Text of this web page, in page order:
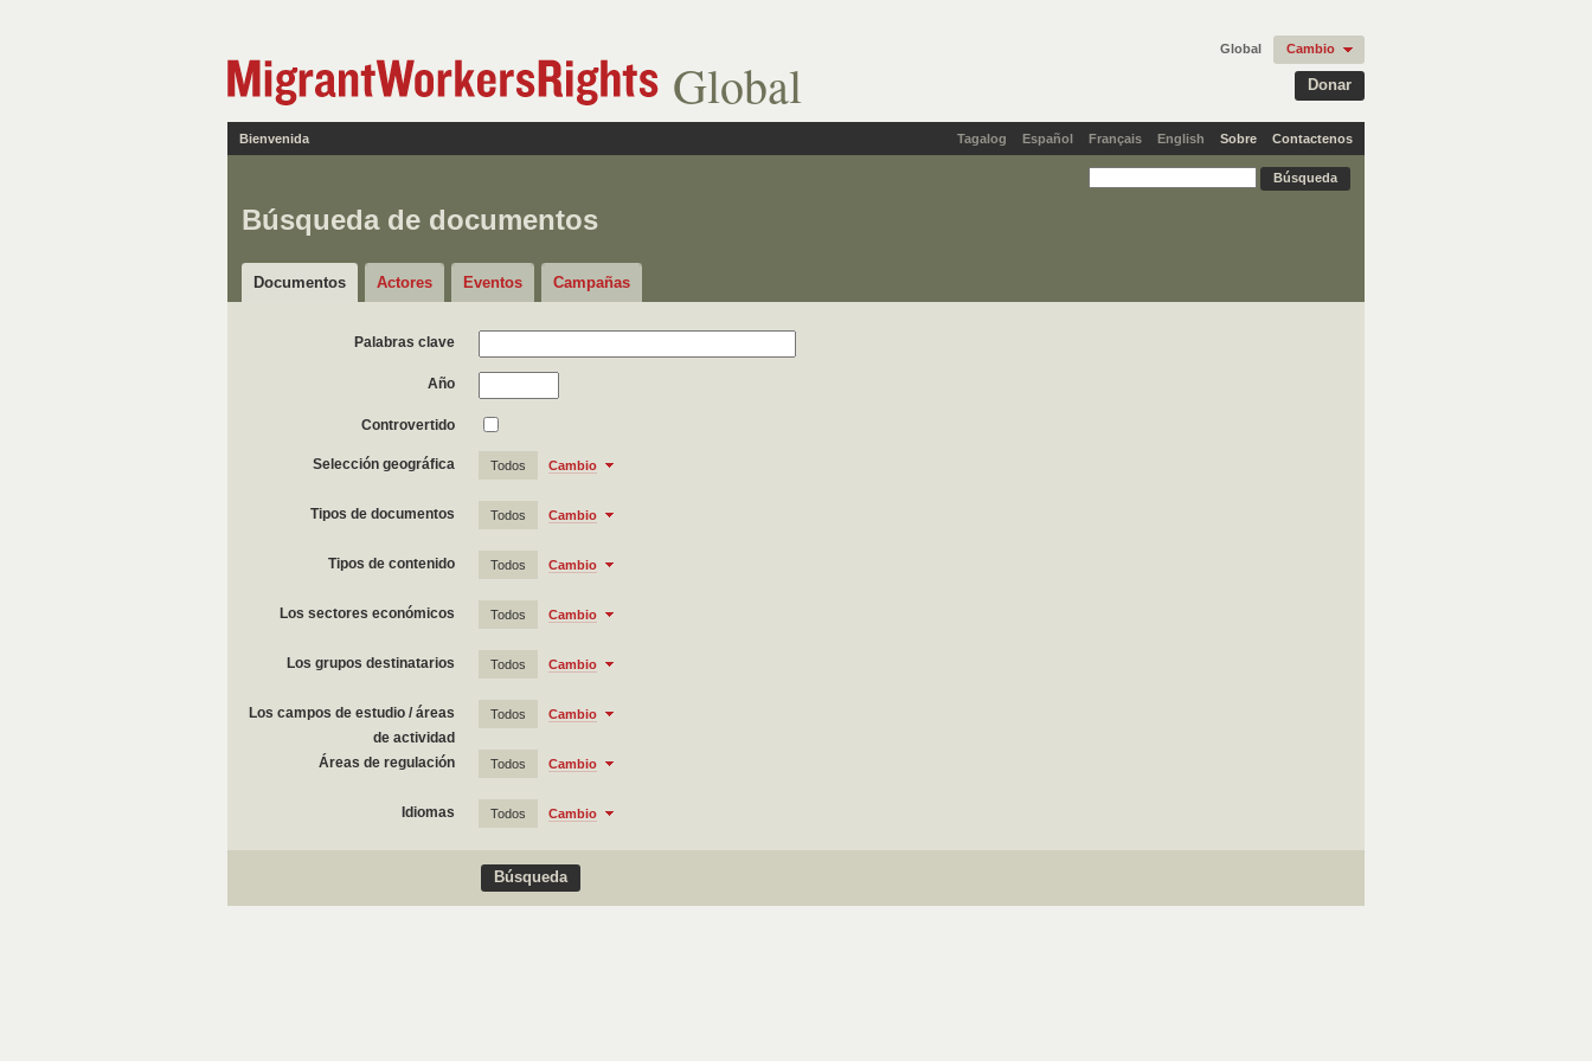
Global Donar
Global Cambio
Tagalog Español Français English
Bienvenida Sobre Contactenos
Búsqueda de documentos
Documentos Actores Eventos Campañas
Palabras clave
Año
Controvertido
Selección geográfica Todos Cambio
Tipos de documentos Todos Cambio
Tipos de contenido Todos Cambio
Los sectores económicos Todos Cambio
Los grupos destinatarios Todos Cambio
Los campos de estudio / áreas
de actividad
Todos Cambio
Áreas de regulación Todos Cambio
Idiomas Todos Cambio